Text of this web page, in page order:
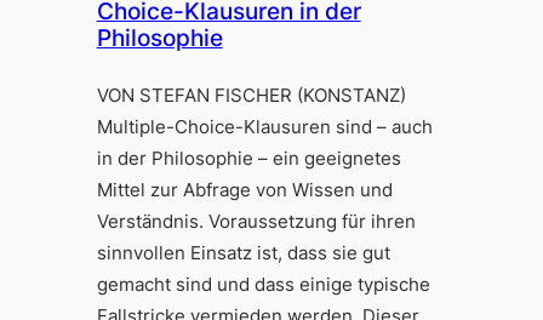
Choice-Klausuren in der
Philosophie
VON STEFAN FISCHER (KONSTANZ)
Multiple-Choice-Klausuren sind – auch
in der Philosophie – ein geeignetes
Mittel zur Abfrage von Wissen und
Verständnis. Voraussetzung für ihren
sinnvollen Einsatz ist, dass sie gut
gemacht sind und dass einige typische